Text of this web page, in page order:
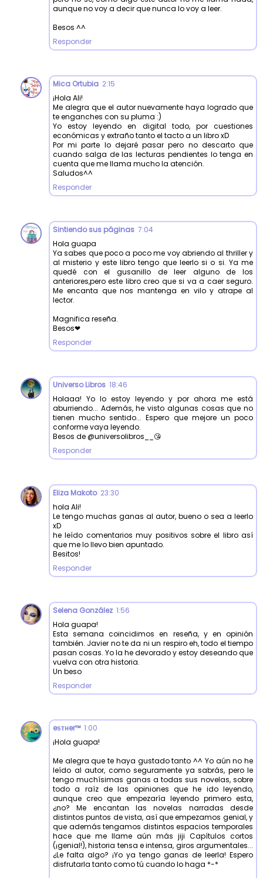
aunque no voy a decir que nunca lo voy a leer.
Besos ^^
Responder
Mica Ortubia 2:15
¡Hola Ali!
Me alegra que el autor nuevamente haya logrado que
te enganches con su pluma :)
Yo estoy leyendo en digital todo, por cuestiones
económicas y extraño tanto el tacto a un libro xD
Por mi parte lo dejaré pasar pero no descarto que
cuando salga de las lecturas pendientes lo tenga en
cuenta que me llama mucho la atención.
Saludos^^
Responder
Sintiendo sus páginas 7:04
Hola guapa
Ya sabes que poco a poco me voy abriendo al thriller y
al misterio y este libro tengo que leerlo si o si. Ya me
quedé con el gusanillo de leer alguno de los
anteriores,pero este libro creo que si va a caer seguro.
Me encanta que nos mantenga en vilo y atrape al
lector.
Magnifica reseña.
Besos❤
Responder
Universo Libros 18:46
Holaaa! Yo lo estoy leyendo y por ahora me está
aburriendo... Además, he visto algunas cosas que no
tienen mucho sentido... Espero que mejore un poco
conforme vaya leyendo.
Besos de @universolibros__😘
Responder
Eliza Makoto 23:30
hola Ali!
Le tengo muchas ganas al autor, bueno o sea a leerlo
xD
he leído comentarios muy positivos sobre el libro así
que me lo llevo bien apuntado.
Besitos!
Responder
Selena González 1:56
Hola guapa!
Esta semana coincidimos en reseña, y en opinión
también. Javier no te da ni un respiro eh, todo el tiempo
pasan cosas. Yo la he devorado y estoy deseando que
vuelva con otra historia.
Un beso
Responder
eѕтнer™ 1:00
¡Hola guapa!
Me alegra que te haya gustado tanto ^^ Yo aún no he
leído al autor, como seguramente ya sabrás, pero le
tengo muchísimas ganas a todas sus novelas, sobre
todo a raíz de las opiniones que he ido leyendo,
aunque creo que empezaría leyendo primero esta,
¿no? Me encantan las novelas narradas desde
distintos puntos de vista, así que empezamos genial, y
que además tengamos distintos espacios temporales
hace que me llame aún más jiji Capítulos cortos
(¡genial!), historia tensa e intensa, giros argumentales...
¿Le falta algo? ¡Yo ya tengo ganas de leerla! Espero
disfrutarla tanto como tú cuando lo haga *-*